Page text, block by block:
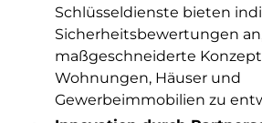
Schlüsseldienste bieten
Sicherheitsbewertungen
maßgeschneiderte
Wohnungen, Häuser und
Gewerbeimmobilien zu